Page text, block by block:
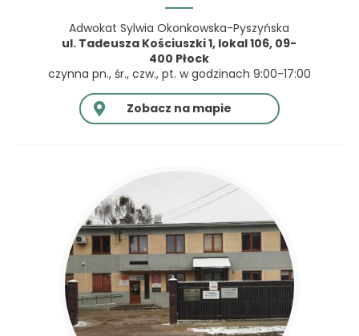
Adwokat Sylwia Okonkowska-Pyszyńska
ul. Tadeusza Kościuszki 1, lokal 106, 09-
400 Płock
czynna pn., śr., czw., pt. w godzinach 9:00-17:00
Zobacz na mapie